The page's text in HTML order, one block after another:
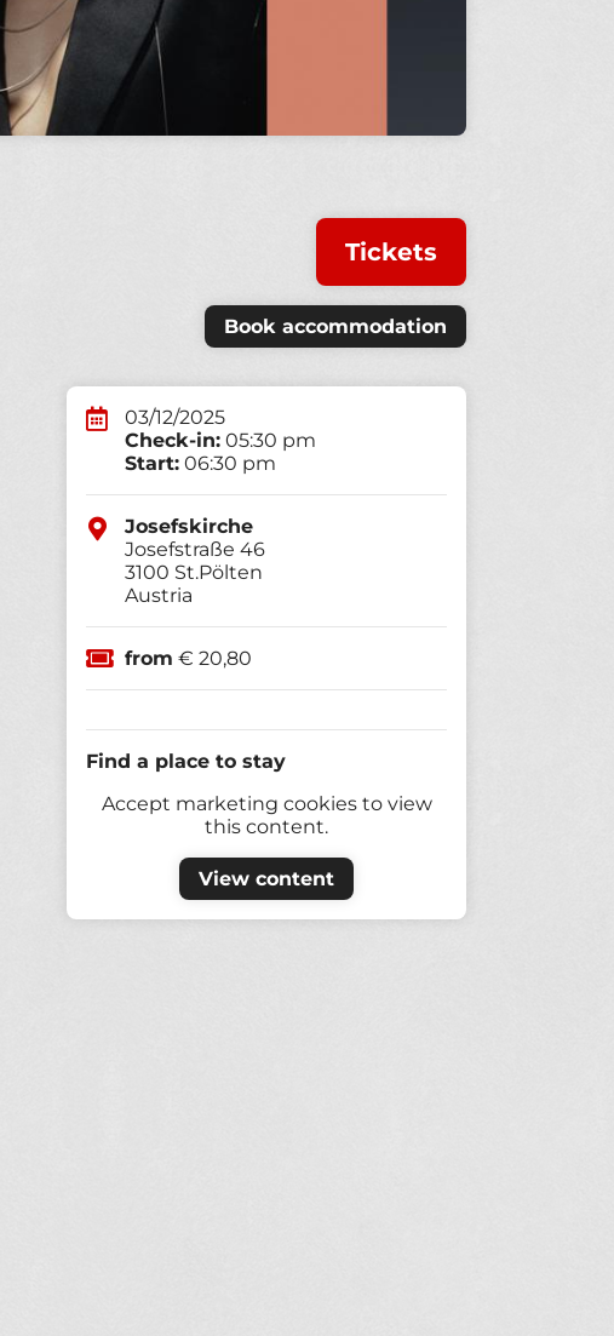
Tickets
Book accommodation
03/12/2025
Check-in: 05:30 pm
Start: 06:30 pm
Josefskirche
Josefstraße 46
3100 St.Pölten
Austria
from € 20,80
Find a place to stay
Accept marketing cookies to view
this content.
View content